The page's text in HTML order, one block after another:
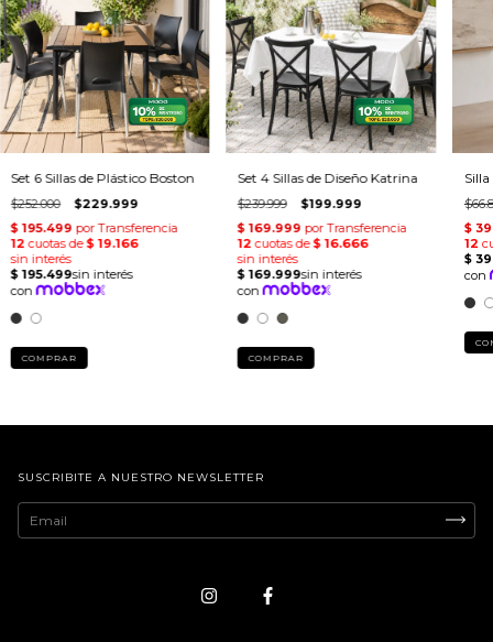
Set 6 Sillas de Plástico Boston
$252.000 $229.999
COMPRAR
Set 4 Sillas de Diseño Katrina
$239.999 $199.999
COMPRAR
SUSCRIBITE A NUESTRO NEWSLETTER